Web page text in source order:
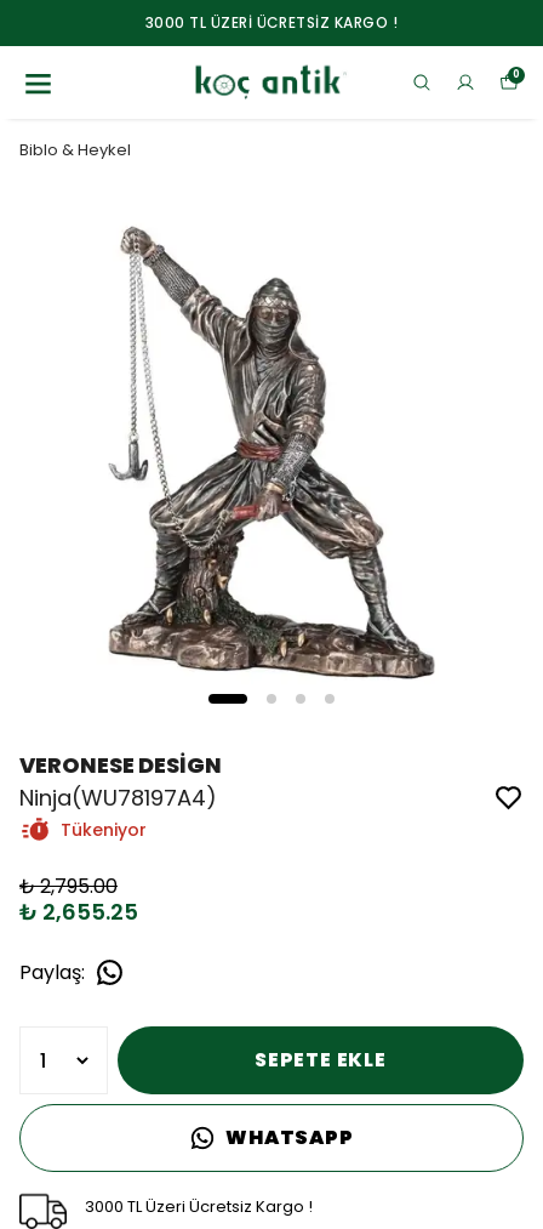
3000 TL ÜZERİ ÜCRETSİZ KARGO !
0
Biblo & Heykel
VERONESE DESİGN
Ninja(WU78197A4)
Tükeniyor
₺ 2,795.00
₺ 2,655.25
Paylaş:
SEPETE EKLE
WHATSAPP
3000 TL Üzeri Ücretsiz Kargo !